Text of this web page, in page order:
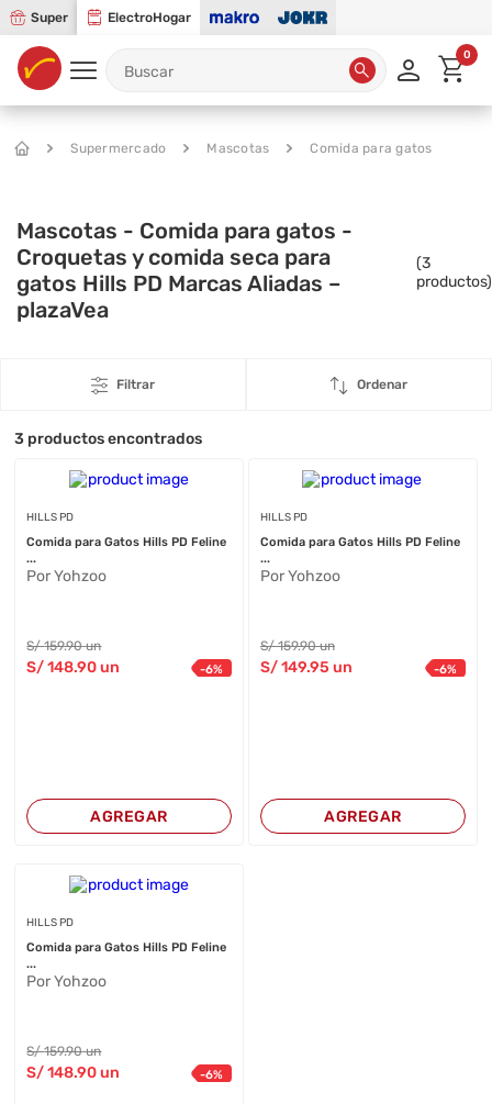
Super ElectroHogar
0
Supermercado Mascotas Comida para gatos
Mascotas - Comida para gatos -
Croquetas y comida seca para
gatos Hills PD Marcas Aliadas –
plazaVea
(3
productos)
Filtrar Ordenar
3 productos encontrados
HILLS PD
Comida para Gatos Hills PD Feline
...
Por Yohzoo
S/159.90 un
S/148.90 un -6%
AGREGAR
HILLS PD
Comida para Gatos Hills PD Feline
...
Por Yohzoo
S/159.90 un
S/149.95 un -6%
AGREGAR
HILLS PD
Comida para Gatos Hills PD Feline
...
Por Yohzoo
S/159.90 un
S/148.90 un -6%